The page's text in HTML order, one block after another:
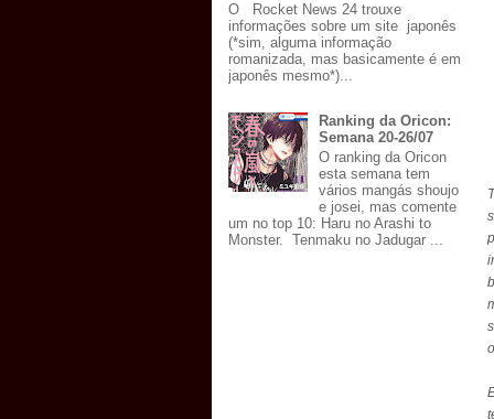
O Rocket News 24 trouxe
informações sobre um site japonês
(*sim, alguma informação
romanizada, mas basicamente é em
japonês mesmo*)...
Ranking da Oricon:
Semana 20-26/07
O ranking da Oricon
esta semana tem
vários mangás shoujo
e josei, mas comente
um no top 10: Haru no Arashi to
Monster. Tenmaku no Jadugar ...